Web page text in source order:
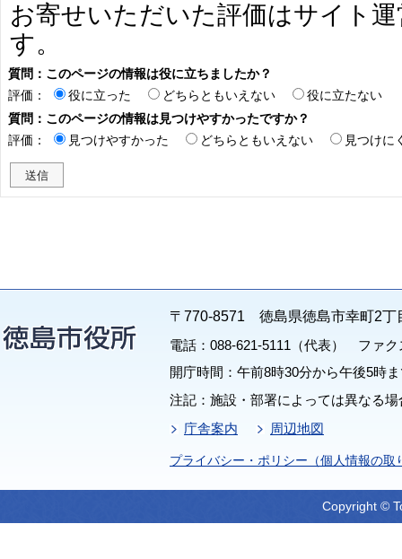
お寄せいただいた評価はサイト
す。
質問：このページの情報は役に立ちましたか？
評価：
役に立った どちらともいえない
役に立たない
質問：このページの情報は見つけやすかったですか？
評価：
見つけやすかった どちらともいえない 見つけに
〒770-8571 徳島県徳島市幸町2丁
電話：088-621-5111（代表） ファク
開庁時間：午前8時30分から午後5時
注記：施設・部署によっては異なる
庁舎案内
周辺地図
プライバシー・ポリシー（個人情報の取
Copyright ©